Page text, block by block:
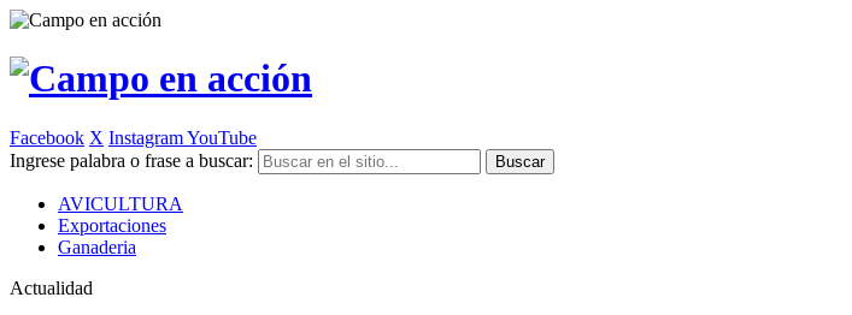
Facebook X InstagramYouTube
Ingrese palabra o frase a buscar:
AVICULTURA
Exportaciones
Ganaderia
Actualidad